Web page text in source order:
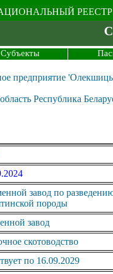
Субъекты
предприятие
Республика
завод по
породы
завод
скотоводство
по 16.09.2029